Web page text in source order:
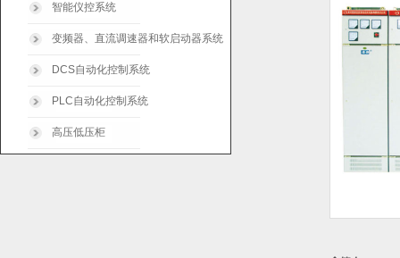
智能仪控系统
变频器、直流调速器和软启动器系统
DCS自动化控制系统
PLC自动化控制系统
高压低压柜